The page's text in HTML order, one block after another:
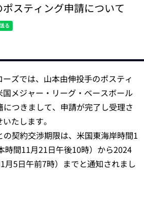
スティング申請について
ズでは、山本由伸投手のポスティ
メジャー・リーグ・ベースボール
につきまして、申請が完了し受理さ
たします。
契約交渉期限は、米国東海岸時間1
時間11月21日午後10時）から2024
月5日午前7時）までと通知されまし